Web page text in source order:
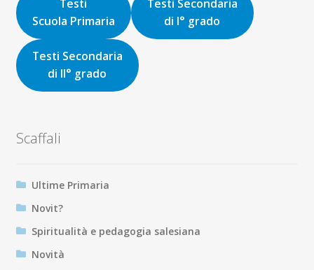
Testi
Scuola Primaria
Testi Secondaria
di I° grado
Testi Secondaria
di II° grado
Scaffali
Ultime Primaria
Novit?
Spiritualità e pedagogia salesiana
Novità